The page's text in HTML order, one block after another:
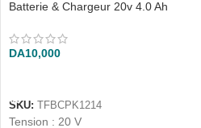
Batterie & Chargeur 20v 4.0 Ah
DA10,000
SKU: TFBCPK1214
Tension : 20 V